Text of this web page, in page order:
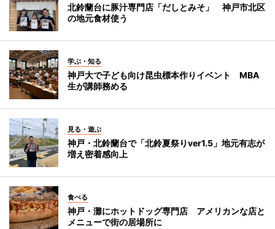
北鈴蘭台に豚汁専門店「だしとみそ」 神戸市北区
の地元食材使う
学ぶ・知る
神戸大で子ども向け昆虫標本作りイベント MBA
生が講師務める
見る・遊ぶ
神戸・北鈴蘭台で「北鈴夏祭りver1.5」地元有志が
増え密着感向上
食べる
神戸・灘にホットドッグ専門店 アメリカンな店と
メニューで街の居場所に